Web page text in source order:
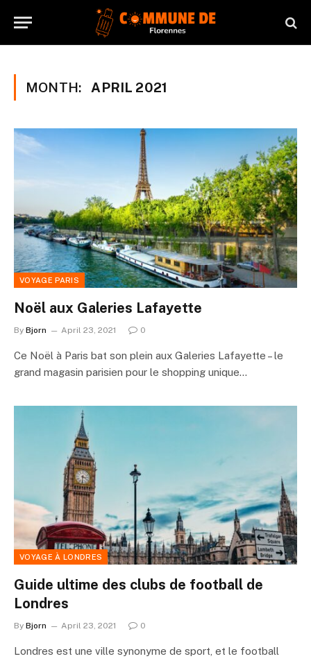
MONTH: APRIL 2021
VOYAGE PARIS
Noël aux Galeries Lafayette
By Bjorn April 23, 2021 0
Ce Noël à Paris bat son plein aux Galeries Lafayette – le
grand magasin parisien pour le shopping unique…
VOYAGE À LONDRES
Guide ultime des clubs de football de
Londres
By Bjorn April 23, 2021 0
Londres est une ville synonyme de sport, et le football